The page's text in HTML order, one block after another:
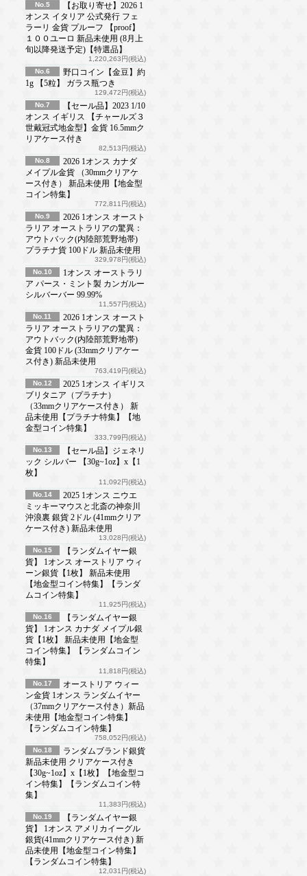
No.5
【お取り寄せ】2026 1
オンス イタリア 公式発行 フェ
ラーリ 金貨 プルーフ 【proof】
１００ユーロ 新品未使用 (8月上
旬以降発送予定)【特選品】
1,220,263円(税込)
No.6
野口コイン【金豆】約
1g 【5粒】 ガラス瓶つき
129,472円(税込)
No.7
【セール品】2023 1/10
オンス イギリス 【チャールズ３
世戴冠式地金型】金貨 16.5mmク
リアケース付き
82,513円(税込)
No.8
2026 1オンス カナダ
メイプル金貨 （30mmクリアケ
ース付き） 新品未使用【地金型
コイン特集】
772,811円(税込)
No.9
2026 1オンス オースト
ラリア オーストラリアの驚異：
アウトバック(内陸部荒野地帯)
プラチナ貨 100ドル 新品未使用
329,978円(税込)
No.10
1オンス オーストラリ
ア パース・ミント製 カンガルー
シルバーバー 99.99%
11,557円(税込)
No.11
2026 1オンス オースト
ラリア オーストラリアの驚異：
アウトバック(内陸部荒野地帯)
金貨 100ドル (33mmクリアケー
ス付き) 新品未使用
763,419円(税込)
No.12
2025 1オンス イギリス
ブリタニア（プラチナ）
（33mmクリアケース付き） 新
品未使用【プラチナ特集】【地
金型コイン特集】
333,799円(税込)
No.13
【セール品】ジェネリ
ック シルバー 【30g~1oz】x【1
枚】
11,092円(税込)
No.14
2025 1オンス ニウエ
ミッキーマウスと北斎の神奈川
沖浪裏 銀貨 2ドル (41mmクリア
ケース付き) 新品未使用
13,028円(税込)
No.15
【ランダムイヤー銀
貨】 1オンス オーストリア ウィ
ーン銀貨【1枚】 新品未使用
【地金型コイン特集】【ランダ
ムコイン特集】
11,925円(税込)
No.16
【ランダムイヤー銀
貨】 1オンス カナダ メイプル銀
貨【1枚】 新品未使用【地金型
コイン特集】【ランダムコイン
特集】
11,818円(税込)
No.17
オーストリア ウィー
ン金貨 1オンス ランダムイヤー
（37mmクリアケース付き）新品
未使用【地金型コイン特集】
【ランダムコイン特集】
758,052円(税込)
No.18
ランダムブランド銀貨
新品未使用 クリアケース付き
【30g~1oz】x【1枚】【地金型コ
イン特集】【ランダムコイン特
集】
11,383円(税込)
No.19
【ランダムイヤー銀
貨】 1オンス アメリカイーグル
銀貨(41mmクリアケース付き) 新
品未使用【地金型コイン特集】
【ランダムコイン特集】
12,031円(税込)